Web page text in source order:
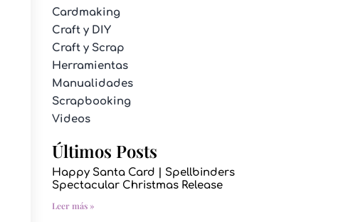
Cardmaking
Craft y DIY
Craft y Scrap
Herramientas
Manualidades
Scrapbooking
Videos
Últimos Posts
Happy Santa Card | Spellbinders
Spectacular Christmas Release
Leer más »